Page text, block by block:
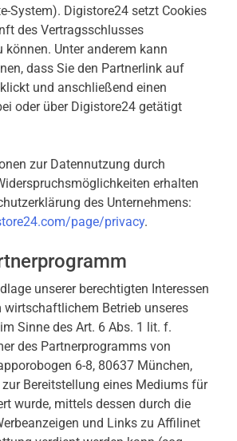
System). Digistore24 setzt Cookies
des Vertragsschlusses
können. Unter anderem kann
dass Sie den Partnerlink auf
und anschließend einen
oder über Digistore24 getätigt
zur Datennutzung durch
erhalten
des Unternehmens:
page/privacy.
unserer berechtigten Interessen
wirtschaftlichem Betrieb unseres
Sinne des Art. 6 Abs. 1 lit. f.
des Partnerprogramms von
6-8, 80637 München,
Bereitstellung eines Mediums für
wurde, mittels dessen durch die
und Links zu Affilinet